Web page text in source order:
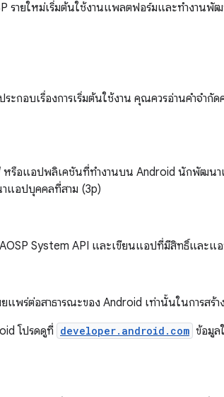
รายใหม่เริ่มต้นใช้งานแพลตฟอร์มและทำงานพั
ระกอบเรื่องการเริ่มต้นใช้งาน คุณควรอ่านคำจำกั
หรือแอปพลิเคชันที่ทำงานบน Android นักพัฒนา
อปบุคคลที่สาม (3p)
System API และเขียนแอปที่มีสิทธิ์และแ
พร่ต่อสาธารณะของ Android เท่านั้นในการสร้
โปรดดูที่ developer.android.com ข้อมูล